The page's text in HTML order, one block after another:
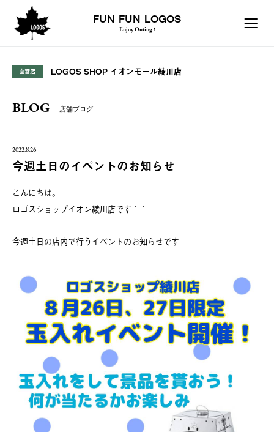
FUN FUN LOGOS
Enjoy Outing !
直営店 LOGOS SHOP イオンモール綾川店
BLOG 店舗ブログ
2022.8.26
今週土日のイベントのお知らせ
こんにちは。
ロゴスショップイオン綾川店です＾＾
今週土日の店内で行うイベントのお知らせです